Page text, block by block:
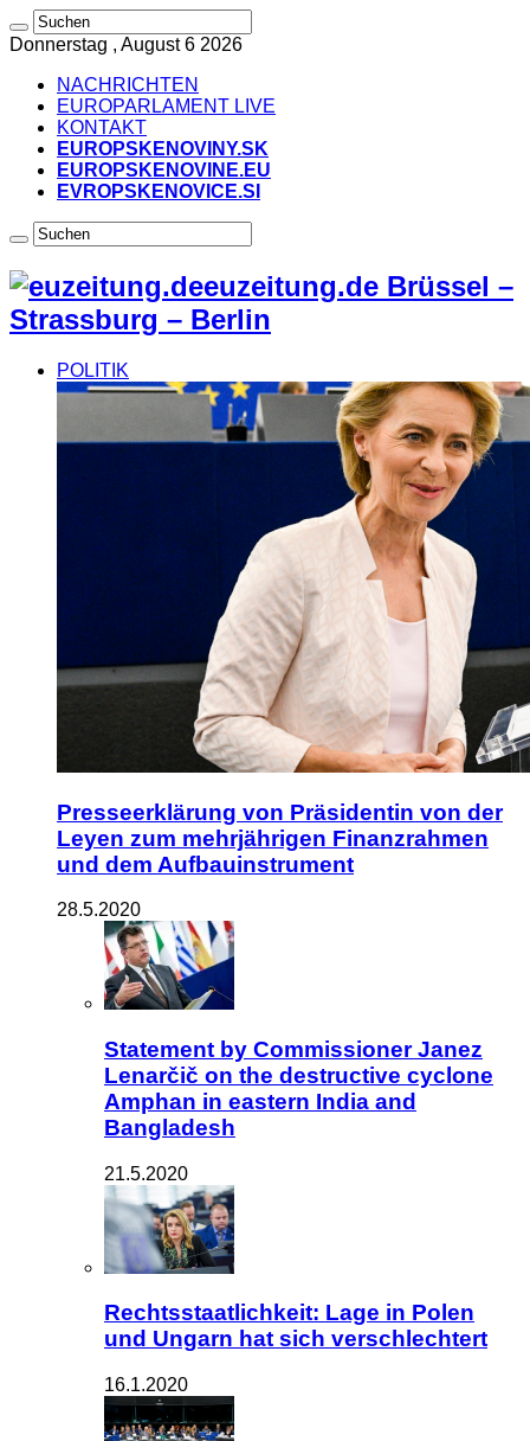
Donnerstag , August 6 2026
NACHRICHTEN
EUROPARLAMENT LIVE
KONTAKT
EUROPSKENOVINY.SK
EUROPSKENOVINE.EU
EVROPSKENOVICE.SI
euzeitung.de Brüssel –
Strassburg – Berlin
POLITIK
Presseerklärung von Präsidentin von der
Leyen zum mehrjährigen Finanzrahmen
und dem Aufbauinstrument
28.5.2020
Statement by Commissioner Janez
Lenarčič on the destructive cyclone
Amphan in eastern India and
Bangladesh
21.5.2020
Rechtsstaatlichkeit: Lage in Polen
und Ungarn hat sich verschlechtert
16.1.2020